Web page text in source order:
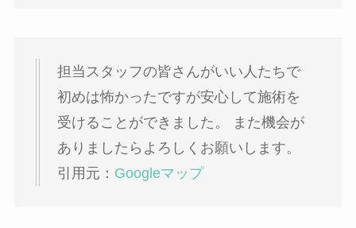
担当スタッフの皆さんがいい人たちで
初めは怖かったですが安心して施術を
受けることができました。 また機会が
ありましたらよろしくお願いします。
引用元： Googleマップ